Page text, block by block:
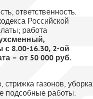
ответственность.
Российской
работа
8.00-16.30, 2-ой
– от 50 000 руб.
стрижка газонов, уборка
подсобные работы.